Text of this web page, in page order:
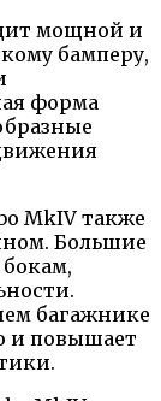
мощной и
бамперу,
форма
MkIV также
Большие
багажнике
и повышает